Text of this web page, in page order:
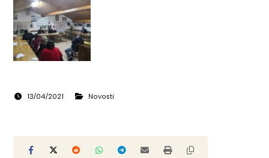
13/04/2021 Novosti